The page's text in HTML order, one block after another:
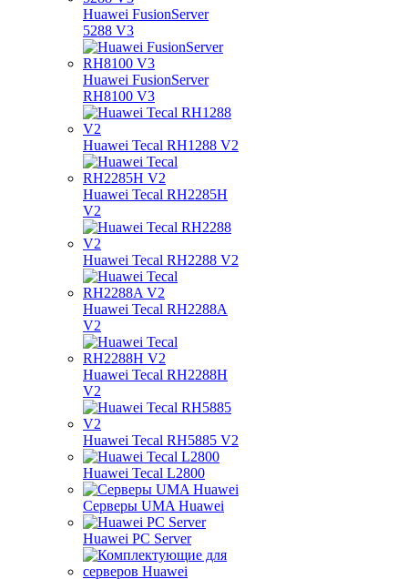
Huawei FusionServer
5288 V3
Huawei FusionServer
RH8100 V3
Huawei Tecal RH1288 V2
Huawei Tecal RH2285H
V2
Huawei Tecal RH2288 V2
Huawei Tecal RH2288A
V2
Huawei Tecal RH2288H
V2
Huawei Tecal RH5885 V2
Huawei Tecal L2800
Серверы UMA Huawei
Huawei PC Server